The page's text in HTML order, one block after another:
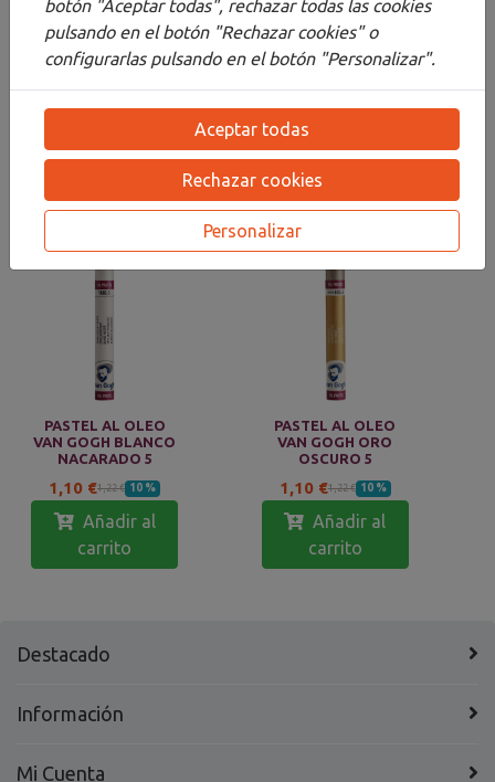
Adjuntos
Opiniones
¡Este producto no tiene descripción!
PRODUCTOSRELACIONADOS
PASTEL AL OLEO
VAN GOGH BLANCO
NACARADO 5
1,10 €1,22 € 10 %
Añadir al
carrito
PASTEL AL OLEO
VAN GOGH ORO
OSCURO 5
1,10 €1,22 € 10 %
Añadir al
carrito
Destacado
Información
Mi Cuenta
botón "Aceptar todas", rechazar todas las cookies
pulsando en el botón "Rechazar cookies" o
configurarlas pulsando en el botón "Personalizar".
Aceptar todas
Rechazar cookies
Personalizar